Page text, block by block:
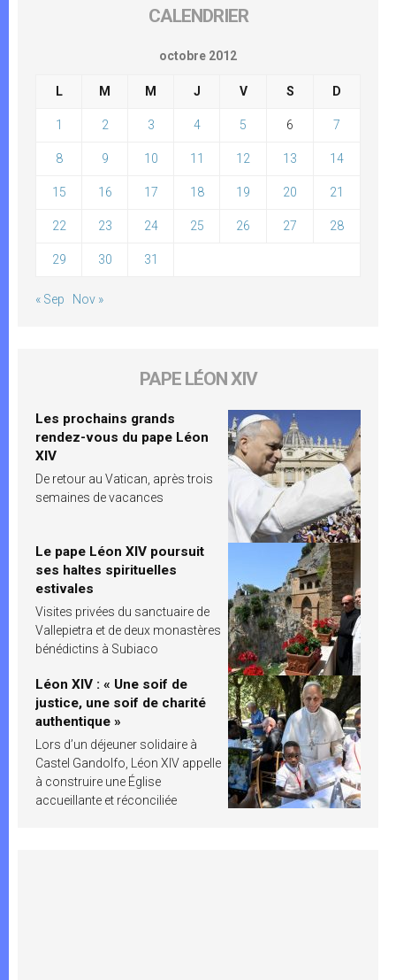
CALENDRIER
octobre 2012
L M M J V S D
1 2 3 4 5 6 7
8 9 10 11 12 13 14
15 16 17 18 19 20 21
22 23 24 25 26 27 28
29 30 31
« Sep Nov »
PAPE LÉON XIV
Les prochains grands
rendez-vous du pape Léon
XIV
De retour au Vatican, après trois
semaines de vacances
Le pape Léon XIV poursuit
ses haltes spirituelles
estivales
Visites privées du sanctuaire de
Vallepietra et de deux monastères
bénédictins à Subiaco
Léon XIV : « Une soif de
justice, une soif de charité
authentique »
Lors d’un déjeuner solidaire à
Castel Gandolfo, Léon XIV appelle
à construire une Église
accueillante et réconciliée